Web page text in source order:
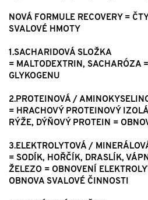
NOVÁ FORMULE RECOVERY =
SVALOVÉ HMOTY
1.SACHARIDOVÁ SLOŽKA
= MALTODEXTRIN, SACHARÓZA
GLYKOGENU
2.PROTEINOVÁ /
= HRACHOVÝ PROTEINOVÝ
RÝŽE, DÝŇOVÝ PROTEIN =
3.ELEKTROLYTOVÁ /
= SODÍK, HOŘČÍK, DRASLÍK,
ŽELEZO = OBNOVENÍ
OBNOVA SVALOVÉ ČINNOSTI